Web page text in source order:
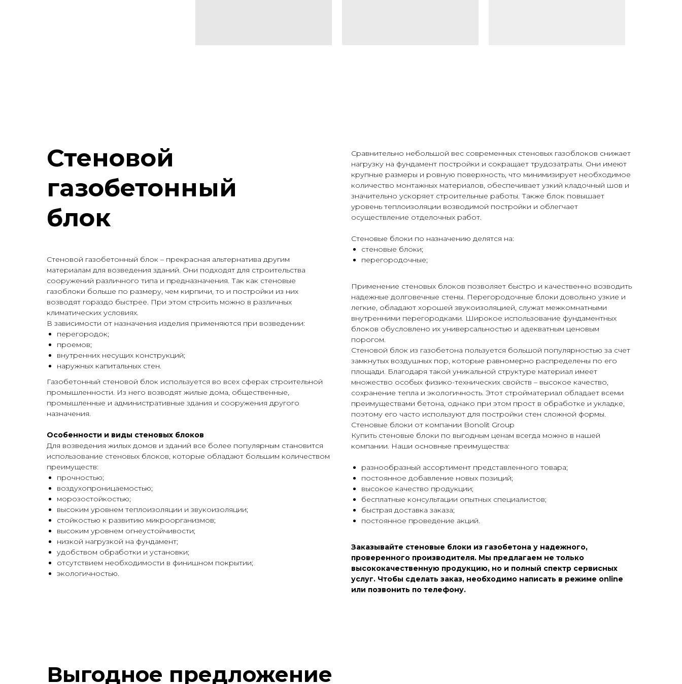
Стеновой
газобетонный
блок
Стеновой газобетонный блок – прекрасная альтернатива другим
материалам для возведения зданий. Они подходят для строительства
сооружений различного типа и предназначения. Так как стеновые
газоблоки больше по размеру, чем кирпичи, то и постройки из них
возводят гораздо быстрее. При этом строить можно в различных
климатических условиях.
В зависимости от назначения изделия применяются при возведении:
перегородок;
проемов;
внутренних несущих конструкций;
наружных капитальных стен.
Газобетонный стеновой блок используется во всех сферах строительной
промышленности. Из него возводят жилые дома, общественные,
промышленные и административные здания и сооружения другого
назначения.
Особенности и виды стеновых блоков
Для возведения жилых домов и зданий все более популярным становится
использование стеновых блоков, которые обладают большим количеством
преимуществ:
прочностью;
воздухопроницаемостью;
морозостойкостью;
высоким уровнем теплоизоляции и звукоизоляции;
стойкостью к развитию микроорганизмов;
высоким уровнем огнеустойчивости;
низкой нагрузкой на фундамент;
удобством обработки и установки;
отсутствием необходимости в финишном покрытии;
экологичностью.
Сравнительно небольшой вес современных стеновых газоблоков снижает
нагрузку на фундамент постройки и сокращает трудозатраты. Они имеют
крупные размеры и ровную поверхность, что минимизирует необходимое
количество монтажных материалов, обеспечивает узкий кладочный шов и
значительно ускоряет строительные работы. Также блок повышает
уровень теплоизоляции возводимой постройки и облегчает
осуществление отделочных работ.
Стеновые блоки по назначению делятся на:
стеновые блоки;
перегородочные;
Применение стеновых блоков позволяет быстро и качественно возводить
надежные долговечные стены. Перегородочные блоки довольно узкие и
легкие, обладают хорошей звукоизоляцией, служат межкомнатными
внутренними перегородками. Широкое использование фундаментных
блоков обусловлено их универсальностью и адекватным ценовым
порогом.
Стеновой блок из газобетона пользуется большой популярностью за счет
замкнутых воздушных пор, которые равномерно распределены по его
площади. Благодаря такой уникальной структуре материал имеет
множество особых физико-технических свойств – высокое качество,
сохранение тепла и экологичность. Этот стройматериал обладает всеми
преимуществами бетона, однако при этом прост в обработке и укладке,
поэтому его часто используют для постройки стен сложной формы.
Стеновые блоки от компании Bonolit Group
Купить стеновые блоки по выгодным ценам всегда можно в нашей
компании. Наши основные преимущества:
разнообразный ассортимент представленного товара;
постоянное добавление новых позиций;
высокое качество продукции;
бесплатные консультации опытных специалистов;
быстрая доставка заказа;
постоянное проведение акций.
Заказывайте стеновые блоки из газобетона у надежного,
проверенного производителя. Мы предлагаем не только
высококачественную продукцию, но и полный спектр сервисных
услуг. Чтобы сделать заказ, необходимо написать в режиме online
или позвонить по телефону.
Выгодное предложение